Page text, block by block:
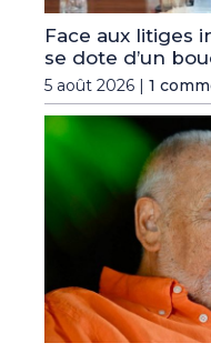
Face aux litiges
se dote d’un
5 août 2026 | 1